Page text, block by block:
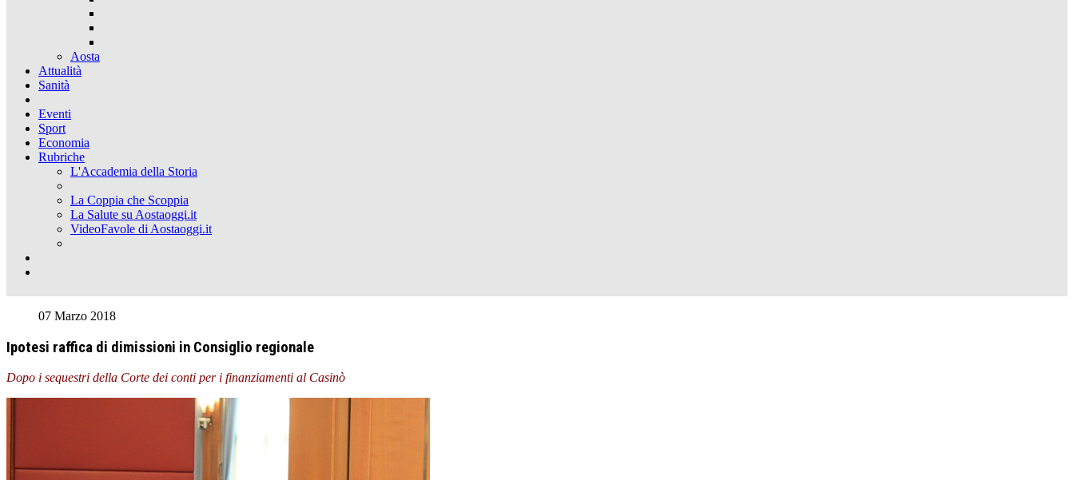
Aosta
Attualità
Sanità
Eventi
Sport
Economia
Rubriche
L'Accademia della Storia
La Coppia che Scoppia
La Salute su Aostaoggi.it
VideoFavole di Aostaoggi.it
07 Marzo 2018
Ipotesi raffica di dimissioni in Consiglio regionale
Dopo i sequestri della Corte dei conti per i finanziamenti al Casinò